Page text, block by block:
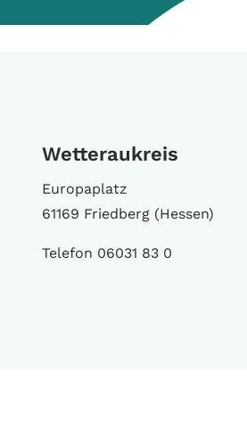
Wetteraukreis
Europaplatz
61169 Friedberg (Hessen)
Telefon 06031 83 0